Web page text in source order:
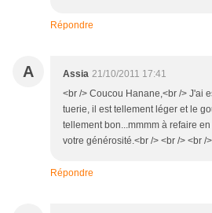
Répondre
A Assia 21/10/2011 17:41
<br /> Coucou Hanane,<br /> J'ai
tuerie, il est tellement léger et le
tellement bon...mmmm à refaire
votre générosité.<br /> <br /> <br />
Répondre